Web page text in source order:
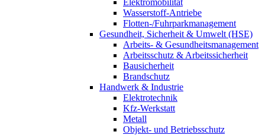
Wasserstoff-Antriebe
Flotten-/Fuhrparkmanagement
Gesundheit, Sicherheit & Umwelt (HSE)
Arbeits- & Gesundheitsmanagement
Arbeitsschutz & Arbeitssicherheit
Bausicherheit
Brandschutz
Handwerk & Industrie
Elektrotechnik
Kfz-Werkstatt
Metall
Objekt- und Betriebsschutz